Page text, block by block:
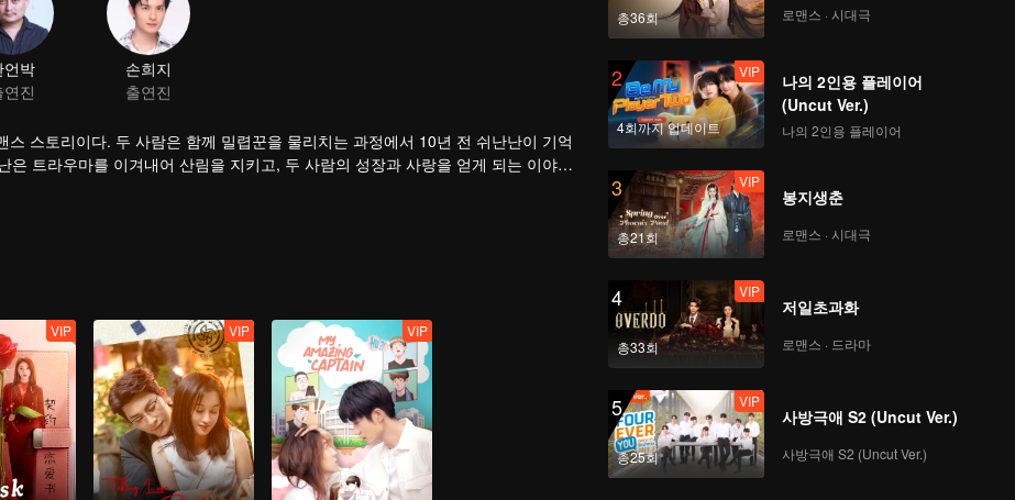
언박
연진
손희지
출연진
스토리이다. 두 사람은 함께 밀렵꾼을 물리치는 과정에서 10년 전 쉬난난이 기억
트라우마를 이겨내어 산림을 지키고, 두 사람의 성장과 사랑을 얻게 되는 이야기
VIP VIP VIP
총36회 로맨스 · 시대극
2
4회까지 업데이트
VIP
나의 2인용 플레이어
(Uncut Ver.)
나의 2인용 플레이어
3
총21회
VIP
봉지생춘
로맨스 · 시대극
4
총33회
VIP
저일초과화
로맨스 · 드라마
5
총25회
VIP
사방극애 S2 (Uncut Ver.)
사방극애 S2 (Uncut Ver.)